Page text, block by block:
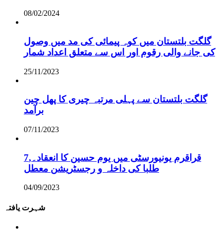
08/02/2024
گلگت بلتستان میں کوہ پیمائی کی مد میں وصول
کی جانے والی رقوم اور اس سے متعلق اعداد شمار
25/11/2023
گلگت بلتستان سے پہلی مرتبہ چیری کا پھل چین
برآمد
07/11/2023
قراقرم یونیورسٹی میں یوم حسین کا انعقاد۔,7
طلبا کی داخلہ و رجسٹریشن معطل
04/09/2023
شہرت یافتہ